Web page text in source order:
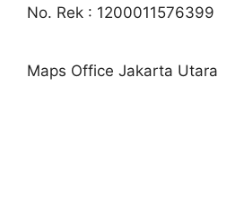
No. Rek : 1200011576399
Maps Office Jakarta Utara